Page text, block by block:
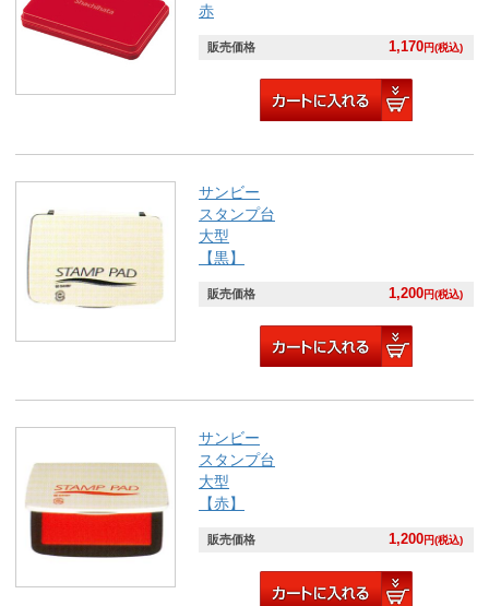
赤
販売価格 1,170円(税込)
サンビー
スタンプ台
大型
【黒】
販売価格 1,200円(税込)
サンビー
スタンプ台
大型
【赤】
販売価格 1,200円(税込)